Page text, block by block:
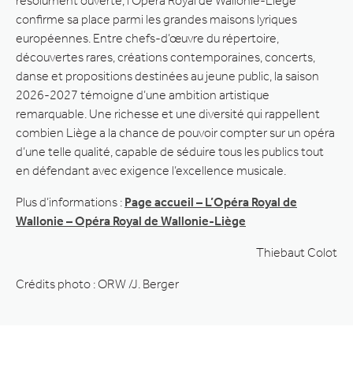
confirme sa place parmi les grandes maisons lyriques
européennes. Entre chefs-d’œuvre du répertoire,
découvertes rares, créations contemporaines, concerts,
danse et propositions destinées au jeune public, la saison
2026-2027 témoigne d’une ambition artistique
remarquable. Une richesse et une diversité qui rappellent
combien Liège a la chance de pouvoir compter sur un opéra
d’une telle qualité, capable de séduire tous les publics tout
en défendant avec exigence l’excellence musicale.
Plus d’informations : Page accueil – L’Opéra Royal de
Wallonie – Opéra Royal de Wallonie-Liège
Thiebaut Colot
Crédits photo : ORW /J. Berger